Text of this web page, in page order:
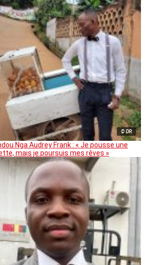
© DR
Nga Audrey Frank : « Je pousse une
mais je poursuis mes rêves »